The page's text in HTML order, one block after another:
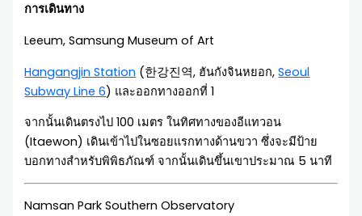
การเดินทาง
Leeum, Samsung Museum of Art
Hangangjin Station (한강진역, ฮันกังจินหยอก,Seoul
Subway Line 6) และออกทางออกที่ 1
จากนั้นเดินตรงไป 100 เมตร ในทิศทางของอีแทวอน
(Itaewon) เดินเข้าไปในซอยแรกทางด้านขวา ซึ่งจะมีป้าย
บอกทางสำหรับพิพิธภัณฑ์ จากนั้นเดินขึ้นเขาประมาณ 5 นาที
Namsan Park Southern Observatory